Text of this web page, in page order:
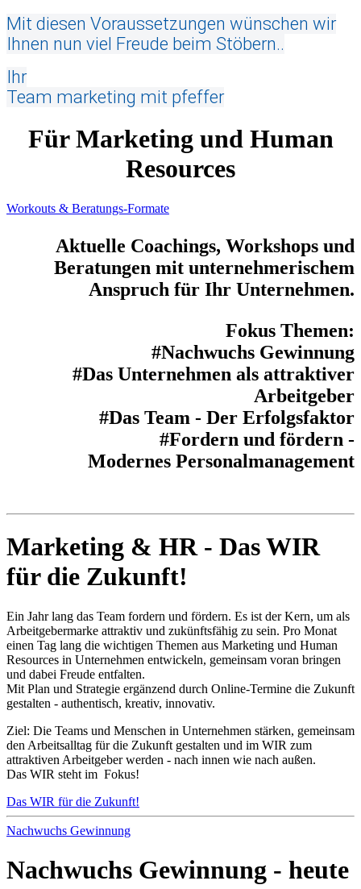
Mit diesen Voraussetzungen wünschen wir
Ihnen nun viel Freude beim Stöbern..
Ihr
Team marketing mit pfeffer
Für Marketing und Human
Resources
Workouts & Beratungs-Formate
Aktuelle Coachings, Workshops und
Beratungen mit unternehmerischem
Anspruch für Ihr Unternehmen.
Fokus Themen:
#Nachwuchs Gewinnung
#Das Unternehmen als attraktiver
Arbeitgeber
#Das Team - Der Erfolgsfaktor
#Fordern und fördern -
Modernes Personalmanagement
Marketing & HR - Das WIR
für die Zukunft!
Ein Jahr lang das Team fordern und fördern. Es ist der Kern, um als
Arbeitgebermarke attraktiv und zukünftsfähig zu sein. Pro Monat
einen Tag lang die wichtigen Themen aus Marketing und Human
Resources in Unternehmen entwickeln, gemeinsam voran bringen
und dabei Freude entfalten.
Mit Plan und Strategie ergänzend durch Online-Termine die Zukunft
gestalten - authentisch, kreativ, innovativ.
Ziel: Die Teams und Menschen in Unternehmen stärken, gemeinsam
den Arbeitsalltag für die Zukunft gestalten und im WIR zum
attraktiven Arbeitgeber werden - nach innen wie nach außen.
Das WIR steht im Fokus!
Das WIR für die Zukunft!
Nachwuchs Gewinnung
Nachwuchs Gewinnung - heute